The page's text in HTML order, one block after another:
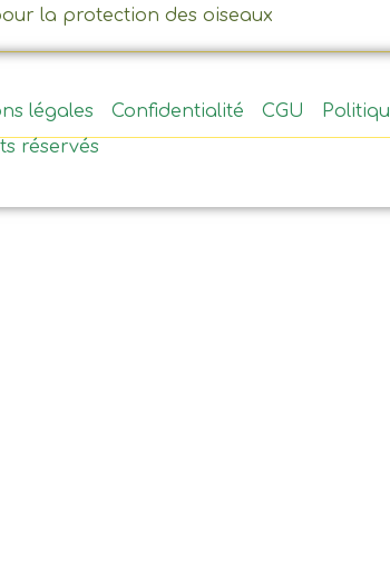
la protection des oiseaux
légales
Confidentialité CGU
réservés